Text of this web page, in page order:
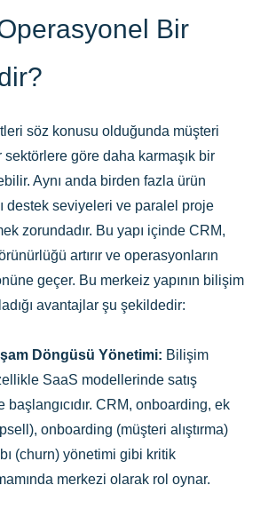
Bir
söz konusu olduğunda müşteri
göre daha karmaşık bir
Aynı anda birden fazla ürün
destek seviyeleri ve paralel proje
zorundadır. Bu yapı içinde CRM,
artırır ve operasyonların
geçer. Bu merkeiz yapının bilişim
avantajlar şu şekildedir:
Döngüsü Yönetimi: Bilişim
SaaS modellerinde satış
başlangıcıdır. CRM, onboarding, ek
onboarding (müşteri alıştırma)
(churn) yönetimi gibi kritik
merkezi olarak rol oynar.